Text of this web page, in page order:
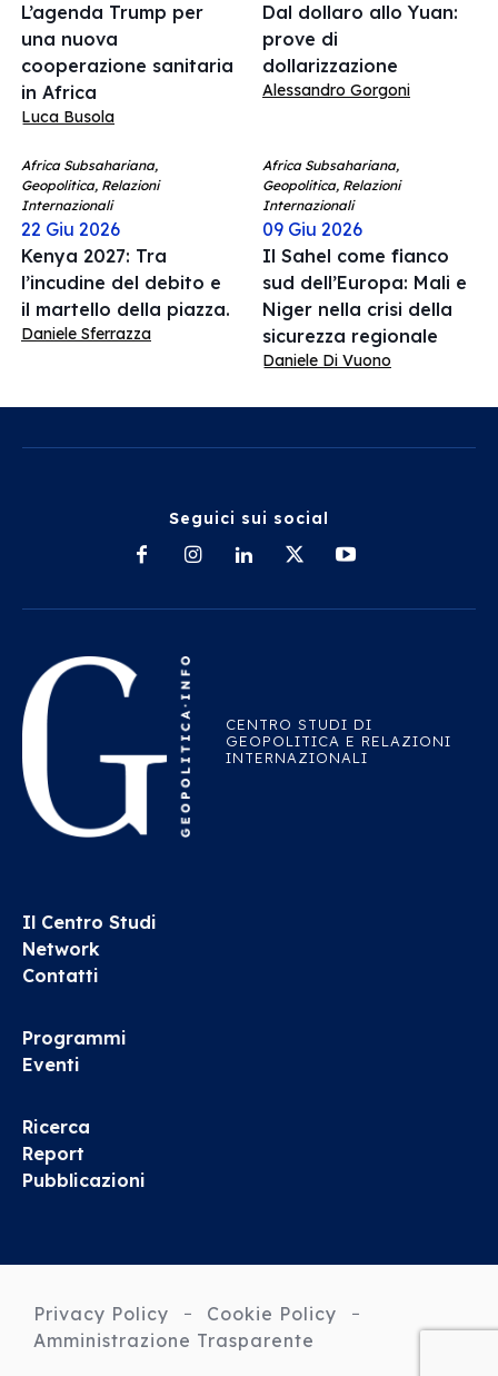
L’agenda Trump per
una nuova
cooperazione sanitaria
in Africa
Luca Busola
Dal dollaro allo Yuan:
prove di
dollarizzazione
Alessandro Gorgoni
Africa Subsahariana,
Geopolitica, Relazioni
Internazionali
22 Giu 2026
Kenya 2027: Tra
l’incudine del debito e
il martello della piazza.
Daniele Sferrazza
Africa Subsahariana,
Geopolitica, Relazioni
Internazionali
09 Giu 2026
Il Sahel come fianco
sud dell’Europa: Mali e
Niger nella crisi della
sicurezza regionale
Daniele Di Vuono
Seguici sui social
CENTRO STUDI DI
GEOPOLITICA E RELAZIONI
INTERNAZIONALI
Il Centro Studi
Network
Contatti
Programmi
Eventi
Ricerca
Report
Pubblicazioni
Privacy Policy
Cookie Policy
Amministrazione Trasparente